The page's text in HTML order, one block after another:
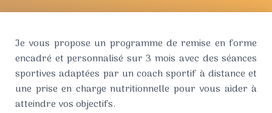
Je vous propose un programme de remise en forme
encadré et personnalisé sur 3 mois avec des séances
sportives adaptées par un coach sportif à distance et
une prise en charge nutritionnelle pour vous aider à
atteindre vos objectifs.